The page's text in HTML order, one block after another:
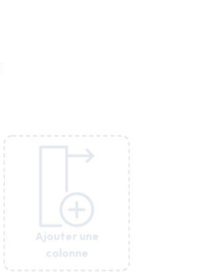
Ajouter une
colonne
Ajouter une
colonne
Ajouter une
colonne
Ajouter une
colonne